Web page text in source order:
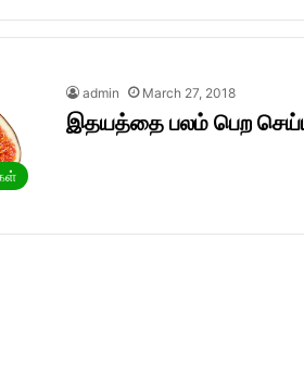
admin March 27, 2018
இதயத்தை பலம் பெற